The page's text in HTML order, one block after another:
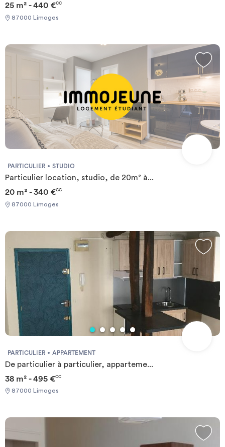
25 m² - 440 €CC
87000 Limoges
PARTICULIER STUDIO
Particulier location, studio, de 20m² à...
20 m² - 340 €CC
87000 Limoges
PARTICULIER APPARTEMENT
De particulier à particulier, apparteme...
38 m² - 495 €CC
87000 Limoges